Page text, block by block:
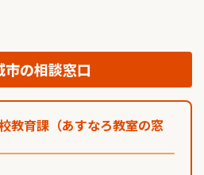
の相談窓口
教育課（あすなろ教室の窓